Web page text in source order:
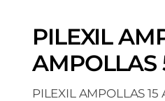
PILEXIL
AMPOLLAS
PILEXIL AMPOLLAS 15